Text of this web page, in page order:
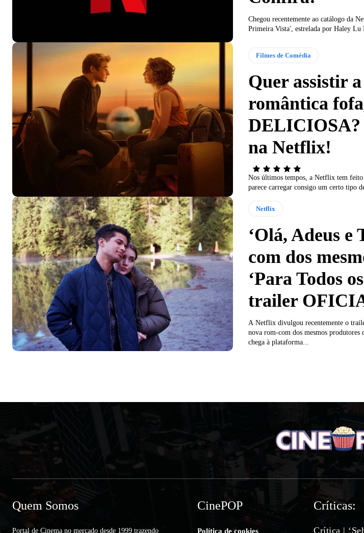
Chegou recentemente ao catálogo da
Primeira Vista', estrelada por Haley Lu
Filmes de Comédia
Quer assistir
romântica
DELICIOSA?
na Netflix!
Nos últimos tempos, a Netflix tem
parece carregar consigo um certo tipo
Netflix
‘Olá, Adeus e
com dos
‘Para Todos
trailer
A Netflix divulgou recentemente o
nova rom-com dos mesmos
chega à plataforma...
Quem Somos
Portal de Cinema no mercado desde 1999 trazendo
CinePOP
Política de cookies
Críticas:
Crítica |